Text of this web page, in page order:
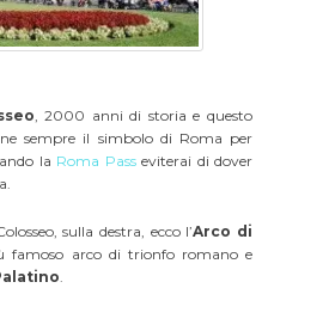
, 2000 anni di storia e questo
sempre il simbolo di Roma per
la Roma Passeviterai di dover
sulla destra, ecco l’Arco di
famoso arco di trionfo romano e